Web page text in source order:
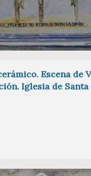
Escena de
Iglesia de